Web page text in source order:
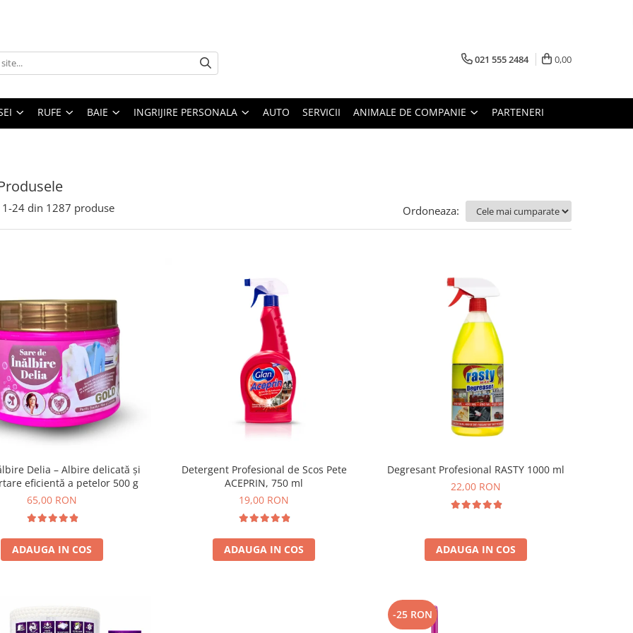
021 555 2484 0,00
RUFE BAIE INGRIJIRE PERSONALA AUTO SERVICII ANIMALE DE COMPANIE PARTENERI
1-24 din 1287 produse Ordoneaza:
Delia – Albire delicată și
eficientă a petelor 500 g
65,00 RON
ADAUGA IN COS
Detergent Profesional de Scos Pete
ACEPRIN, 750 ml
19,00 RON
ADAUGA IN COS
Degresant Profesional RASTY 1000 ml
22,00 RON
ADAUGA IN COS
-25 RON